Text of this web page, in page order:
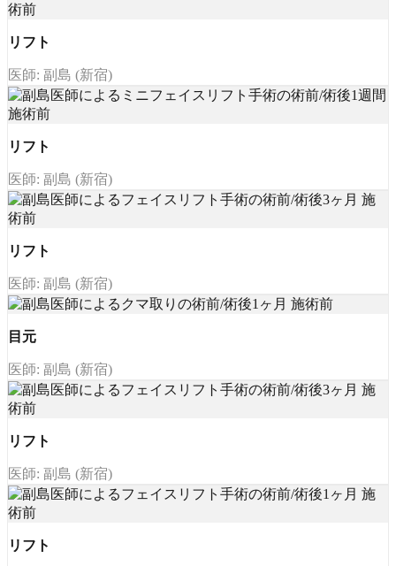
リフト
医師: 副島 (新宿)
リフト
医師: 副島 (新宿)
リフト
医師: 副島 (新宿)
目元
医師: 副島 (新宿)
リフト
医師: 副島 (新宿)
リフト